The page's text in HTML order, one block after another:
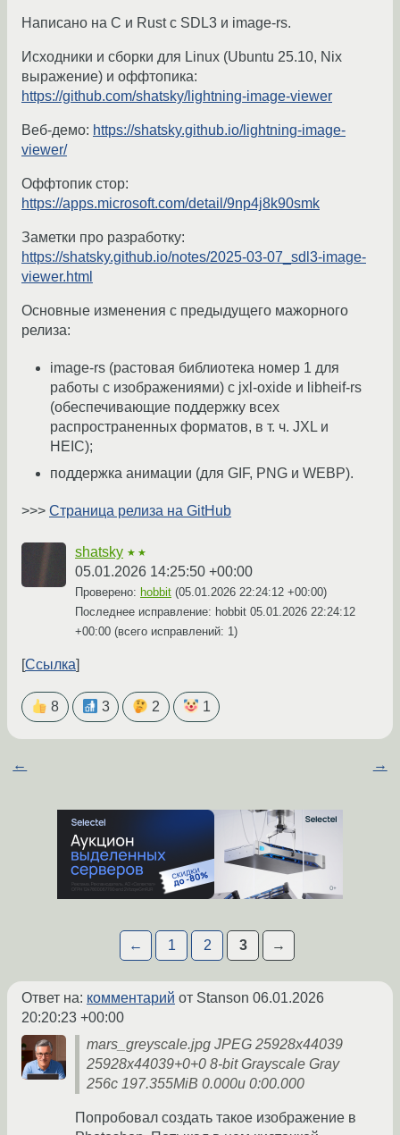
Написано на C и Rust с SDL3 и image-rs.
Исходники и сборки для Linux (Ubuntu 25.10, Nix
выражение) и оффтопика:
https://github.com/shatsky/lightning-image-viewer
Веб-демо: https://shatsky.github.io/lightning-image-
viewer/
Оффтопик стор:
https://apps.microsoft.com/detail/9np4j8k90smk
Заметки про разработку:
https://shatsky.github.io/notes/2025-03-07_sdl3-image-
viewer.html
Основные изменения с предыдущего мажорного
релиза:
image-rs (растовая библиотека номер 1 для
работы с изображениями) с jxl-oxide и libheif-rs
(обеспечивающие поддержку всех
распространенных форматов, в т. ч. JXL и
HEIC);
поддержка анимации (для GIF, PNG и WEBP).
>>> Страница релиза на GitHub
shatsky ★★
05.01.2026 14:25:50 +00:00
Проверено: hobbit (05.01.2026 22:24:12 +00:00)
Последнее исправление: hobbit 05.01.2026 22:24:12
+00:00 (всего исправлений: 1)
Ссылка
8 3 2 1
← →
← 1 2 3 →
Ответ на: комментарий от Stanson 06.01.2026
20:20:23 +00:00
mars_greyscale.jpg JPEG 25928x44039
25928x44039+0+0 8-bit Grayscale Gray
256c 197.355MiB 0.000u 0:00.000
Попробовал создать такое изображение в